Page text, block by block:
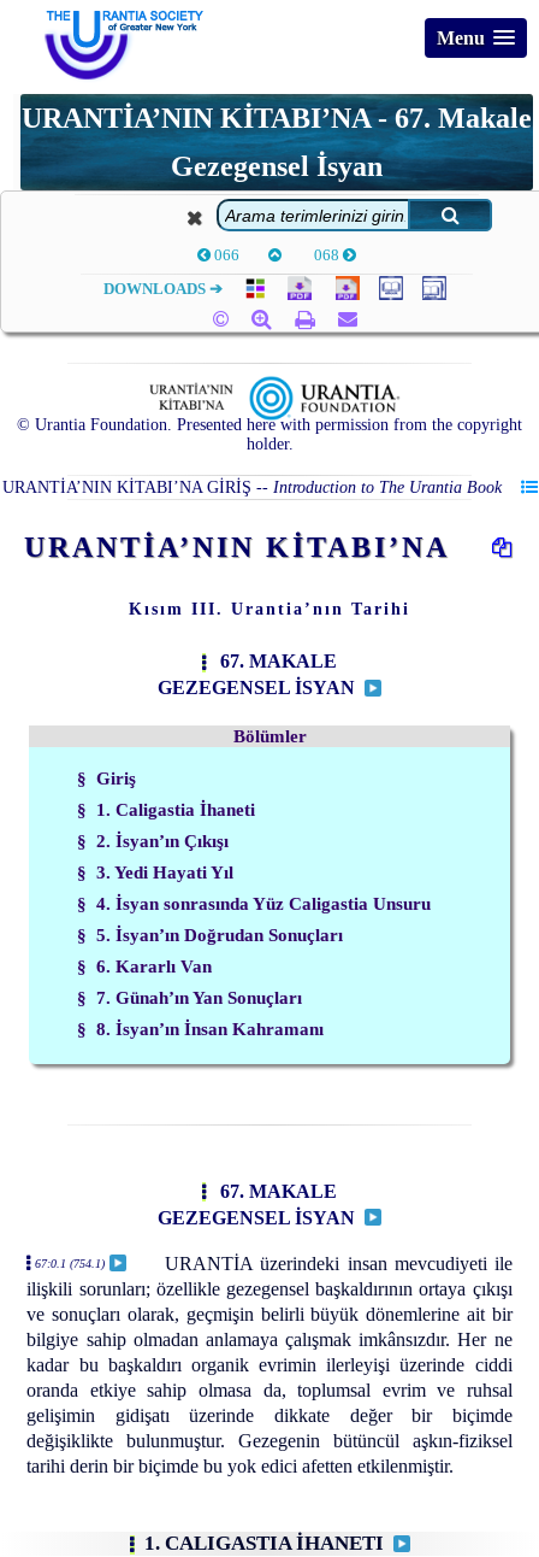
Menu
URANTİA’NIN KİTABI’NA - 67. Makale
Gezegensel İsyan
066 068
DOWNLOADS ➔
© Urantia Foundation. Presented here with permission from the copyright
holder.
URANTİA’NIN KİTABI’NA GİRİŞ -- Introduction to The Urantia Book
URANTİA’NIN KİTABI’NA
Kısım III. Urantia’nın Tarihi
67. MAKALE
GEZEGENSEL İSYAN
Bölümler
§ Giriş
§ 1. Caligastia İhaneti
§ 2. İsyan’ın Çıkışı
§ 3. Yedi Hayati Yıl
§ 4. İsyan sonrasında Yüz Caligastia Unsuru
§ 5. İsyan’ın Doğrudan Sonuçları
§ 6. Kararlı Van
§ 7. Günah’ın Yan Sonuçları
§ 8. İsyan’ın İnsan Kahramanı
67. MAKALE
GEZEGENSEL İSYAN
67:0.1 (754.1)
URANTİA üzerindeki insan mevcudiyeti ile
ilişkili sorunları; özellikle gezegensel başkaldırının ortaya çıkışı
ve sonuçları olarak, geçmişin belirli büyük dönemlerine ait bir
bilgiye sahip olmadan anlamaya çalışmak imkânsızdır. Her ne
kadar bu başkaldırı organik evrimin ilerleyişi üzerinde ciddi
oranda etkiye sahip olmasa da, toplumsal evrim ve ruhsal
gelişimin gidişatı üzerinde dikkate değer bir biçimde
değişiklikte bulunmuştur. Gezegenin bütüncül aşkın-fiziksel
tarihi derin bir biçimde bu yok edici afetten etkilenmiştir.
1. CALIGASTIA İHANETI